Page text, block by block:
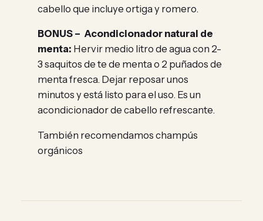
cabello que incluye ortiga y romero.
BONUS – Acondicionador natural de
menta: Hervir medio litro de agua con 2-
3 saquitos de te de menta o 2 puñados de
menta fresca. Dejar reposar unos
minutos y está listo para el uso. Es un
acondicionador de cabello refrescante.
También recomendamos champús
orgánicos